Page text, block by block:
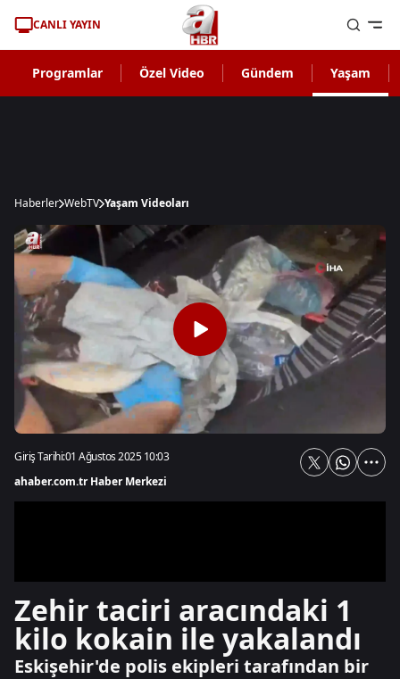
CANLI YAYIN
Programlar Özel Video Gündem Yaşam
Haberler WebTV Yaşam Videoları
Giriş Tarihi:01 Ağustos 2025 10:03
ahaber.com.tr Haber Merkezi
Zehir taciri aracındaki 1
kilo kokain ile yakalandı
Eskişehir'de polis ekipleri tarafından bir